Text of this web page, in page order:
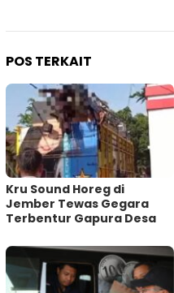
POS TERKAIT
Kru Sound Horeg di
Jember Tewas Gegara
Terbentur Gapura Desa